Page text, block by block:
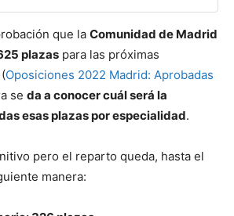
que la Comunidad de Madrid
plazas para las próximas
Oposiciones 2022 Madrid: Aprobadas
se da a conocer cuál será la
esas plazas por especialidad.
pero el reparto queda, hasta el
manera: